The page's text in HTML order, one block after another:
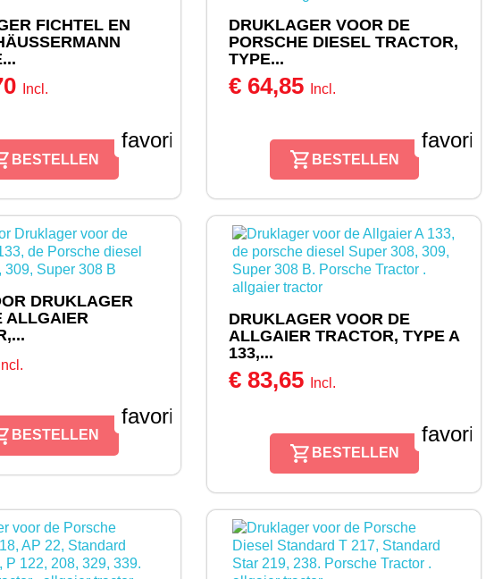
FICHTEL EN
Incl.
BESTELLEN
favorite_border
DRUKLAGER VOOR DE
PORSCHE DIESEL TRACTOR,
TYPE...
€ 64,85 Incl.
BESTELLEN
DRUKLAGER
ALLGAIER
Incl.
BESTELLEN
favorite_border
DRUKLAGER VOOR DE
ALLGAIER TRACTOR, TYPE A
133,...
€ 83,65 Incl.
BESTELLEN